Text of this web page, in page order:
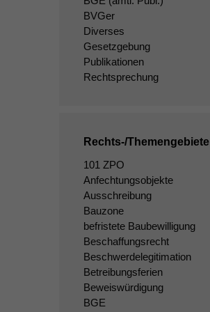
BVGer
Diverses
Gesetzgebung
Publikationen
Rechtsprechung
Rechts-/Themengebiete
101 ZPO
Anfechtungsobjekte
Ausschreibung
Bauzone
befristete Baubewilligung
Beschaffungsrecht
Beschwerdelegitimation
Betreibungsferien
Beweiswürdigung
BGE